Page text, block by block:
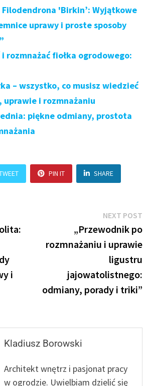
'Birkin’: Wyjątkowe
uprawy i proste sposoby
rozmnażać fiołka ogrodowego:
– wszystko, co musisz wiedzieć
uprawie i rozmnażaniu
piękne odmiany, prostota
PIN IT SHARE
i
NEXT POST
„Przewodnik po
rozmnażaniu i uprawie
ligustru
jajowatolistnego:
odmiany, porady i triki”
Kladiusz Borowski
Architekt wnętrz i pasjonat pracy
w ogrodzie. Uwielbiam dzielić się